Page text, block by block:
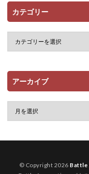
カテゴリー
アーカイブ
© Copyright 2026 Battle